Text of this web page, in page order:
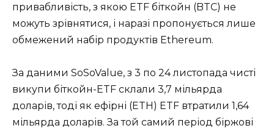
привабливість, з якою ETF біткойн (BTC) не
можуть зрівнятися, і наразі пропонується лише
обмежений набір продуктів Ethereum.
За даними SoSoValue, з 3 по 24 листопада чисті
викупи біткойн-ETF склали 3,7 мільярда
доларів, тоді як ефірні (ETH) ETF втратили 1,64
мільярда доларів. За той самий період біржові